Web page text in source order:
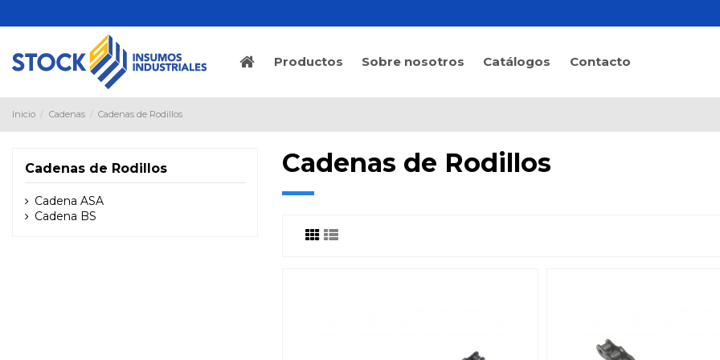
Productos Sobre nosotros Catálogos Contacto
Inicio Cadenas Cadenas de Rodillos
Cadenas de Rodillos
Cadenas de Rodillos
Cadena ASA
Cadena BS